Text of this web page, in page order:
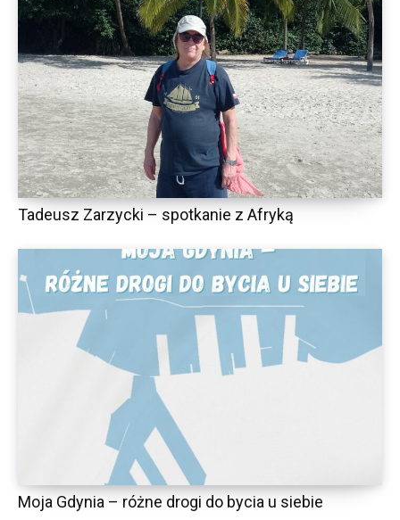
Tadeusz Zarzycki – spotkanie z Afryką
Moja Gdynia – różne drogi do bycia u siebie